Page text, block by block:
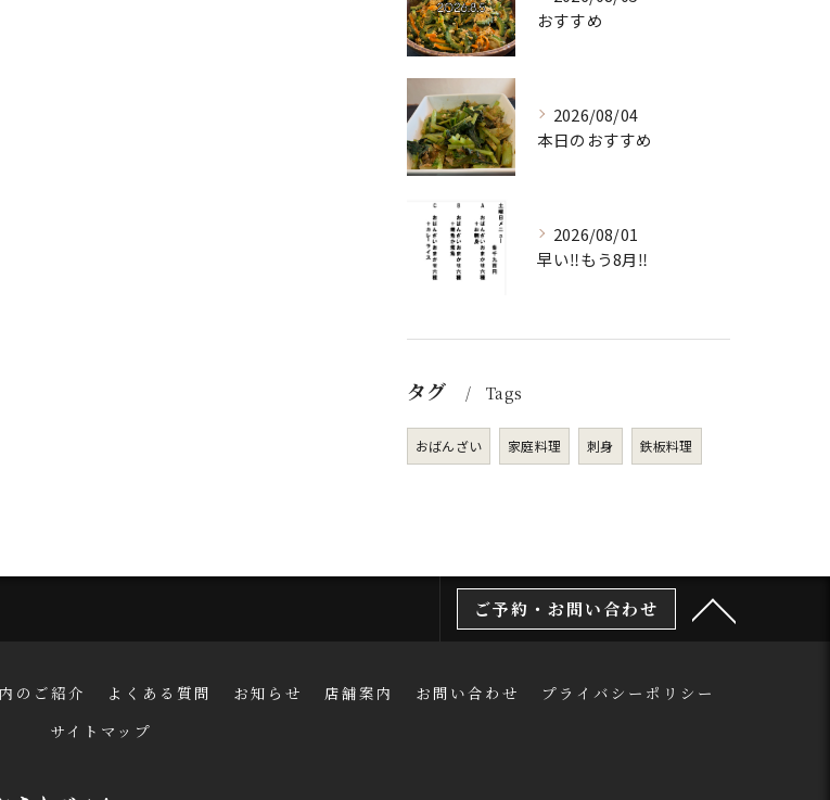
おすすめ
2026/08/04
本日のおすすめ
2026/08/01
早い‼️もう8月‼️
タグ Tags
おばんざい 家庭料理 刺身 鉄板料理
ご予約・お問い合わせ
のご紹介 よくある質問 お知らせ 店舗案内 お問い合わせ
プライバシーポリシー
サイトマップ